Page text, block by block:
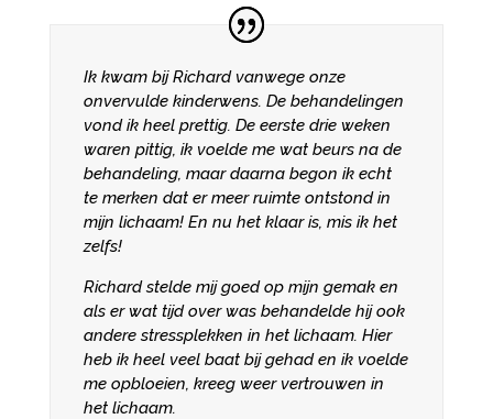
Ik kwam bij Richard vanwege onze
onvervulde kinderwens. De behandelingen
vond ik heel prettig. De eerste drie weken
waren pittig, ik voelde me wat beurs na de
behandeling, maar daarna begon ik echt
te merken dat er meer ruimte ontstond in
mijn lichaam! En nu het klaar is, mis ik het
zelfs!
Richard stelde mij goed op mijn gemak en
als er wat tijd over was behandelde hij ook
andere stressplekken in het lichaam. Hier
heb ik heel veel baat bij gehad en ik voelde
me opbloeien, kreeg weer vertrouwen in
het lichaam.